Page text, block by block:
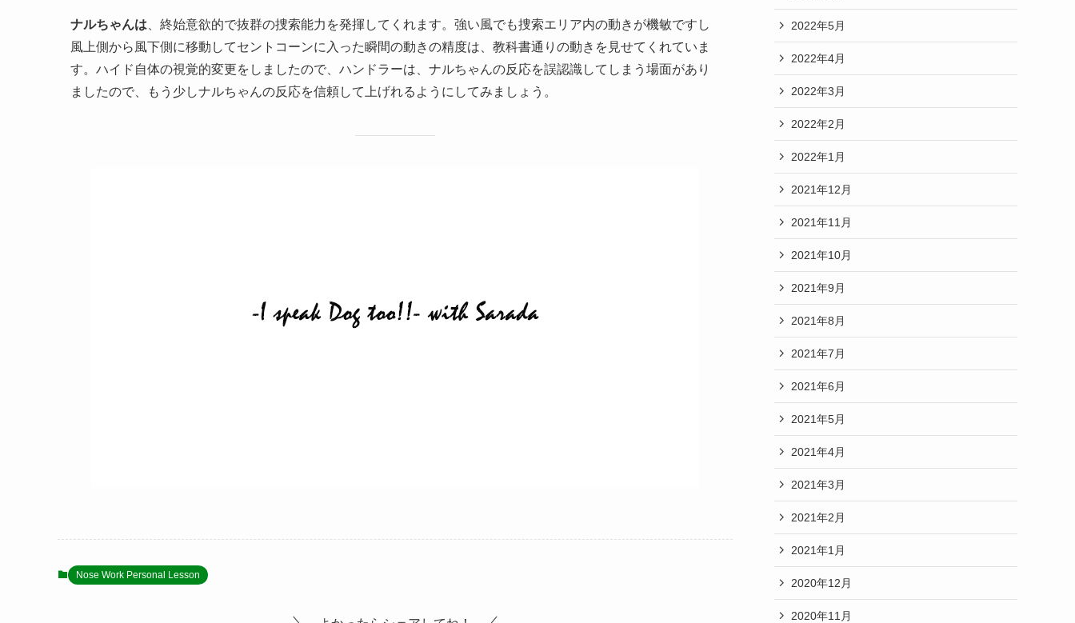
ナルちゃんは 、終始意欲的で抜群の捜索能力を発揮してくれます。強い風でも捜索エリア内の動きが機敏ですし
風上側から風下側に移動してセントコーンに入った瞬間の動きの精度は、教科書通りの動きを見せてくれていま
す。ハイド自体の視覚的変更をしましたので、ハンドラーは、ナルちゃんの反応を誤認識してしまう場面があり
ましたので、もう少しナルちゃんの反応を信頼して上げれるようにしてみましょう。
Nose Work Personal Lesson
2022年5月
2022年4月
2022年3月
2022年2月
2022年1月
2021年12月
2021年11月
2021年10月
2021年9月
2021年8月
2021年7月
2021年6月
2021年5月
2021年4月
2021年3月
2021年2月
2021年1月
2020年12月
2020年11月